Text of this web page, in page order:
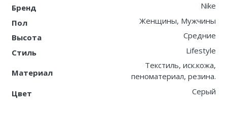
Бренд
Nike
Пол
Женщины, Мужчины
Высота
Средние
Стиль
Lifestyle
Материал
Текстиль, иск.кожа,
пеноматериал, резина.
Цвет
Серый